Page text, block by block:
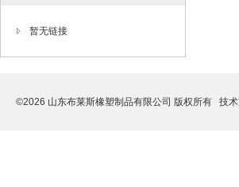
暂无链接
©2026 山东布莱斯橡塑制品有限公司 版权所有 技术